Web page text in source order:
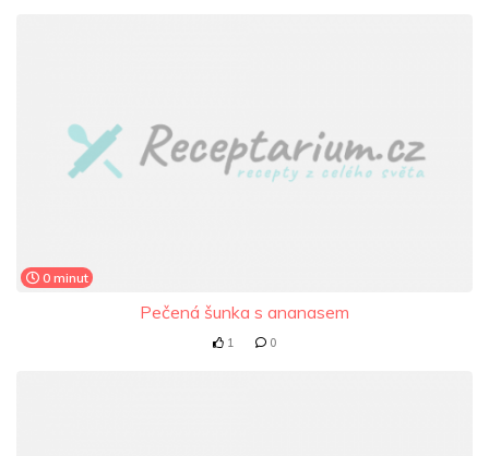
0 minut
Pečená šunka s ananasem
1 0